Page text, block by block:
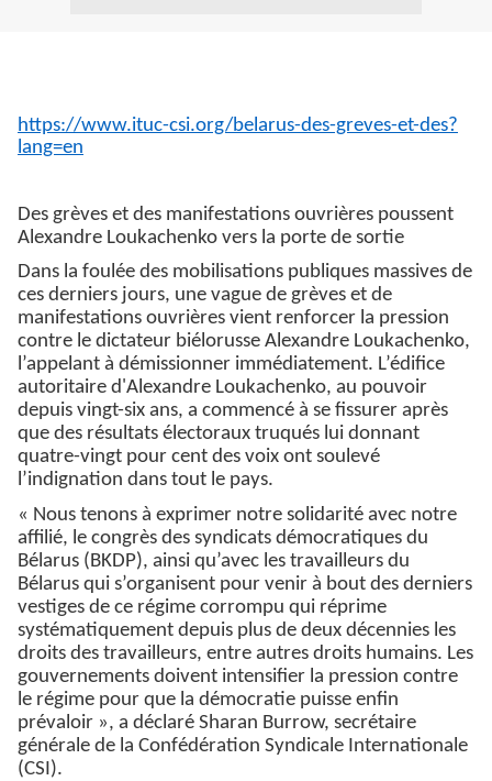
https://www.ituc-csi.org/belarus-des-greves-et-des?
lang=en
Des grèves et des manifestations ouvrières poussent
Alexandre Loukachenko vers la porte de sortie
Dans la foulée des mobilisations publiques massives de
ces derniers jours, une vague de grèves et de
manifestations ouvrières vient renforcer la pression
contre le dictateur biélorusse Alexandre Loukachenko,
l’appelant à démissionner immédiatement. L’édifice
autoritaire d'Alexandre Loukachenko, au pouvoir
depuis vingt-six ans, a commencé à se fissurer après
que des résultats électoraux truqués lui donnant
quatre-vingt pour cent des voix ont soulevé
l’indignation dans tout le pays.
« Nous tenons à exprimer notre solidarité avec notre
affilié, le congrès des syndicats démocratiques du
Bélarus (BKDP), ainsi qu’avec les travailleurs du
Bélarus qui s’organisent pour venir à bout des derniers
vestiges de ce régime corrompu qui réprime
systématiquement depuis plus de deux décennies les
droits des travailleurs, entre autres droits humains. Les
gouvernements doivent intensifier la pression contre
le régime pour que la démocratie puisse enfin
prévaloir », a déclaré Sharan Burrow, secrétaire
générale de la Confédération Syndicale Internationale
(CSI).